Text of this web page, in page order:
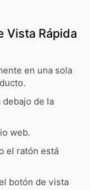
Vista Rápida
en una sola
debajo de la
web.
el ratón está
botón de vista